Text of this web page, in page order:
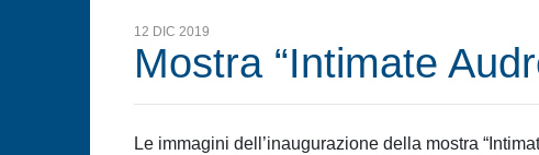
12 DIC 2019
Mostra “Intimate
Le immagini dell’inaugurazione della mostra